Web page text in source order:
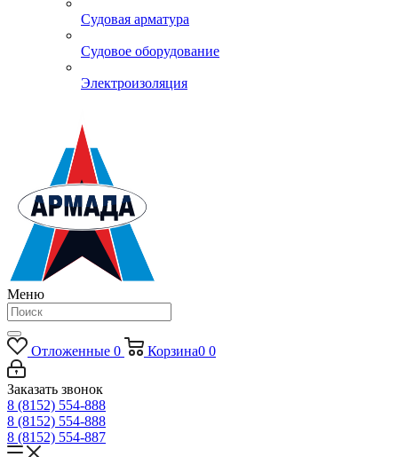
Судовая арматура
Судовое оборудование
Электроизоляция
Меню
Отложенные 0 Корзина0 0
Заказать звонок
8 (8152) 554-888
8 (8152) 554-888
8 (8152) 554-887